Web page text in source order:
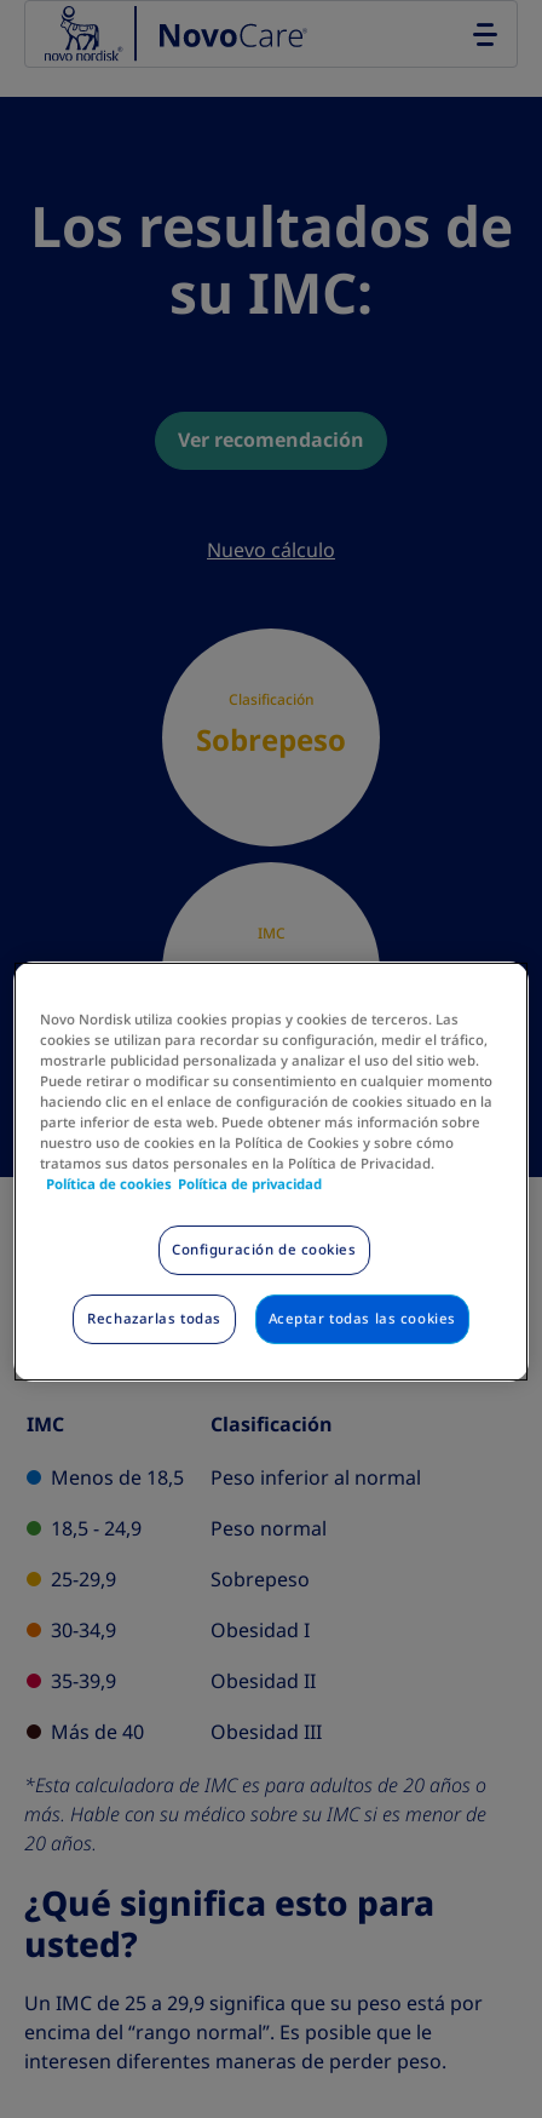
Go to the page content
Los resultados de
su IMC:
Ver recomendación
Nuevo cálculo
Clasificación
Sobrepeso
IMC
Tu resultado:
Classification
IMC
Clasificación
Menos de 18,5
Peso inferior al normal
18,5 - 24,9
Peso normal
25-29,9
Sobrepeso
30-34,9
Obesidad I
35-39,9
Obesidad II
Más de 40
Obesidad III
*Esta calculadora de IMC es para adultos de 20 años o
más. Hable con su médico sobre su IMC si es menor de
20 años.
¿Qué significa esto para
usted?
Un IMC de 25 a 29,9 significa que su peso está por
encima del “rango normal”. Es posible que le
interesen diferentes maneras de perder peso.
Novo Nordisk utiliza cookies propias y cookies de terceros. Las
cookies se utilizan para recordar su configuración, medir el tráfico,
mostrarle publicidad personalizada y analizar el uso del sitio web.
Puede retirar o modificar su consentimiento en cualquier momento
haciendo clic en el enlace de configuración de cookies situado en la
parte inferior de esta web. Puede obtener más información sobre
nuestro uso de cookies en la Política de Cookies y sobre cómo
tratamos sus datos personales en la Política de Privacidad.
Política de cookies Política de privacidad
Configuración de cookies
Rechazarlas todas Aceptar todas las cookies